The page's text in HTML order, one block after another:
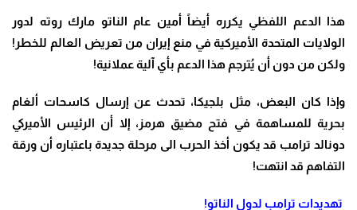
هذا الدعم اللفظي يكرره أيضاً أمين عام الناتو مارك روته لدور
الولايات المتحدة الأميركية في منع إيران من تعريض العالم للخطر!
ولكن من دون أن يُترجم هذا الدعم بأي آلية عملانية!
وإذا كان البعض، مثل بلجيكا، تحدث عن إرسال كاسحات ألغام
بحرية للمساهمة في فتح مضيق هرمز، إلا أن الرئيس الأميركي
دونالد ترامب قد يكون أخذ الحرب الى مرحلة جديدة باعتباره أن ورقة
التفاهم قد انتهت!
تهديدات ترامب لدول الناتو!